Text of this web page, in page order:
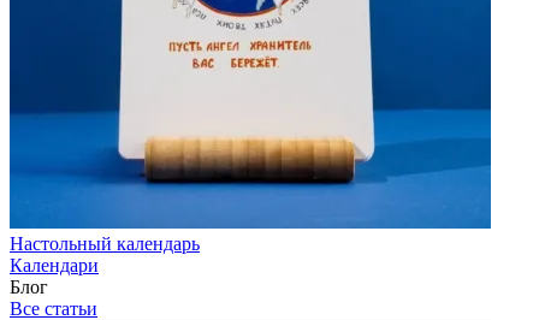
Настольный календарь
Календари
Блог
Все статьи